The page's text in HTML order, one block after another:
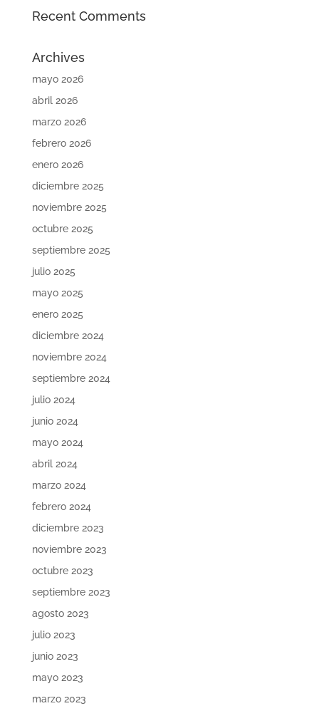
Recent Comments
Archives
mayo 2026
abril 2026
marzo 2026
febrero 2026
enero 2026
diciembre 2025
noviembre 2025
octubre 2025
septiembre 2025
julio 2025
mayo 2025
enero 2025
diciembre 2024
noviembre 2024
septiembre 2024
julio 2024
junio 2024
mayo 2024
abril 2024
marzo 2024
febrero 2024
diciembre 2023
noviembre 2023
octubre 2023
septiembre 2023
agosto 2023
julio 2023
junio 2023
mayo 2023
marzo 2023